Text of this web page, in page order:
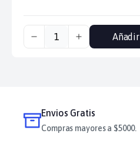
Añadir
Envios Gratis
Compras mayores a $5000.